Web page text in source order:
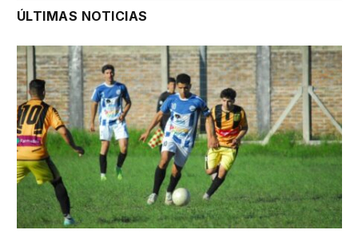
ÚLTIMAS NOTICIAS